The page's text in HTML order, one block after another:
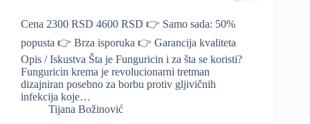
Cena 2300 RSD 4600 RSD 👉 Samo sada: 50%
popusta 👉 Brza isporuka 👉 Garancija kvaliteta
Opis / Iskustva Šta je Funguricin i za šta se koristi?
Funguricin krema je revolucionarni tretman
dizajniran posebno za borbu protiv gljivičnih
infekcija koje…
Tijana Božinović